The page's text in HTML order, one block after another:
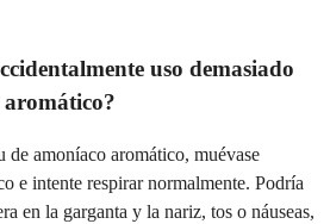
uso demasiado
de amoníaco aromático, muévase
e intente respirar normalmente. Podría
en la garganta y la nariz, tos o náuseas,